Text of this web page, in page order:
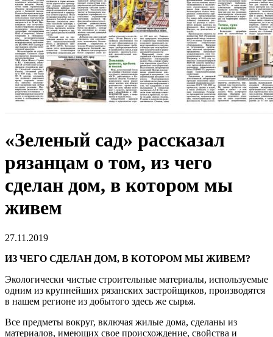
«Зеленый сад» рассказал
рязанцам о том, из чего
сделан дом, в котором мы
живем
27.11.2019
ИЗ ЧЕГО СДЕЛАН ДОМ, В КОТОРОМ МЫ ЖИВЕМ?
Экологически чистые строительные материалы, используемые
одним из крупнейших рязанских застройщиков, производятся
в нашем регионе из добытого здесь же сырья.
Все предметы вокруг, включая жилые дома, сделаны из
материалов, имеющих свое происхождение, свойства и